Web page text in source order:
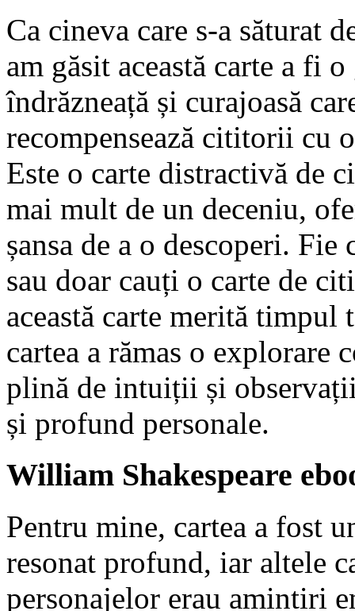
Ca cineva care s-a săturat
am găsit această carte a fi
îndrăzneață și curajoasă
recompensează cititorii cu
Este o carte distractivă de
mai mult de un deceniu,
șansa de a o descoperi.
sau doar cauți o carte de
această carte merită timpul
cartea a rămas o explorare
plină de intuiții și
și profund personale.
William Shakespeare
Pentru mine, cartea a fost
resonat profund, iar altele
personajelor erau amintiri